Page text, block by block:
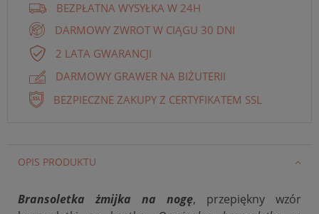
BEZPŁATNA WYSYŁKA W 24H
DARMOWY ZWROT W CIĄGU 30 DNI
2 LATA GWARANCJI
DARMOWY GRAWER NA BIŻUTERII
BEZPIECZNE ZAKUPY Z CERTYFIKATEM SSL
OPIS PRODUKTU
Bransoletka żmijka na nogę, przepiękny wzór